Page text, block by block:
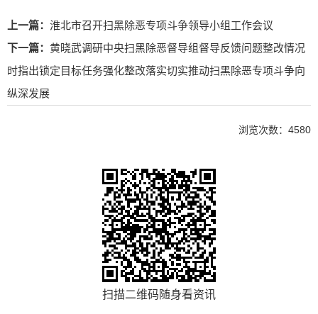
上一篇： 淮北市召开扫黑除恶专项斗争领导小组工作会议
下一篇： 黄晓武调研中央扫黑除恶督导组督导反馈问题整改情况
时指出锁定目标任务强化整改落实切实推动扫黑除恶专项斗争向
纵深发展
浏览次数： 4580
扫描二维码随身看资讯